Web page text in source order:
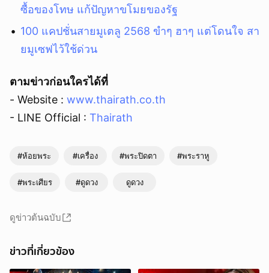
ซื้อของโทษ แก้ปัญหาขโมยของรัฐ
100 แคปชั่นสายมูเตลู 2568 ขำๆ ฮาๆ แต่โดนใจ สา
ยมูเซฟไว้ใช้ด่วน
ตามข่าวก่อนใครได้ที่
- Website : www.thairath.co.th
- LINE Official : Thairath
#ห้อยพระ #เครื่อง #พระปิดตา #พระราหู
#พระเศียร #ดูดวง ดูดวง
ดูข่าวต้นฉบับ
ข่าวที่เกี่ยวข้อง